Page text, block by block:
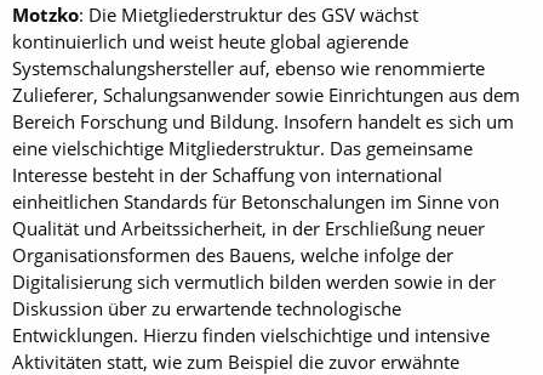
Motzko: Die Mietgliederstruktur des GSV wächst
kontinuierlich und weist heute global agierende
Systemschalungshersteller auf, ebenso wie renommierte
Zulieferer, Schalungsanwender sowie Einrichtungen aus dem
Bereich Forschung und Bildung. Insofern handelt es sich um
eine vielschichtige Mitgliederstruktur. Das gemeinsame
Interesse besteht in der Schaffung von international
einheitlichen Standards für Betonschalungen im Sinne von
Qualität und Arbeitssicherheit, in der Erschließung neuer
Organisationsformen des Bauens, welche infolge der
Digitalisierung sich vermutlich bilden werden sowie in der
Diskussion über zu erwartende technologische
Entwicklungen. Hierzu finden vielschichtige und intensive
Aktivitäten statt, wie zum Beispiel die zuvor erwähnte